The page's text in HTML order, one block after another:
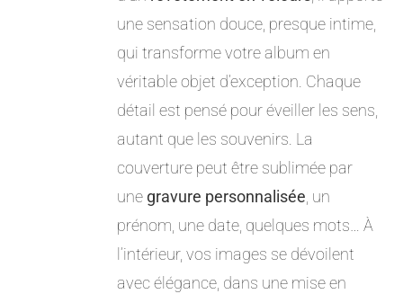
une sensation douce, presque intime,
qui transforme votre album en
véritable objet d’exception. Chaque
détail est pensé pour éveiller les sens,
autant que les souvenirs. La
couverture peut être sublimée par
une gravure personnalisée, un
prénom, une date, quelques mots… À
l’intérieur, vos images se dévoilent
avec élégance, dans une mise en